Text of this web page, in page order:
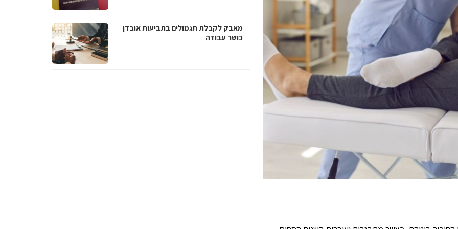
מאבק לקבלת תגמולים בתביעות אובדן
כושר עבודה